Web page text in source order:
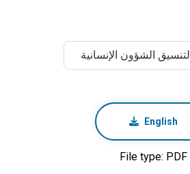
الشؤون الإنسانية
English
File type: PDF